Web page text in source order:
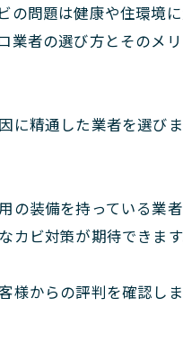
の問題は健康や住環境
業者の選び方とそのメ
に精通した業者を選び
の装備を持っている業
ビ対策が期待できます
様からの評判を確認し